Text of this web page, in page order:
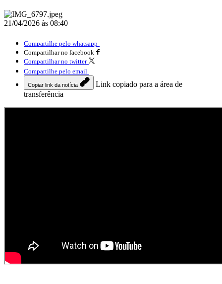
21/04/2026 às 08:40
Compartilhe pelo whatsapp
Compartilhar no facebook
Compartilhar no twitter
Compartilhe pelo email
Copiar link da notícia
Link copiado para a área de
transferência